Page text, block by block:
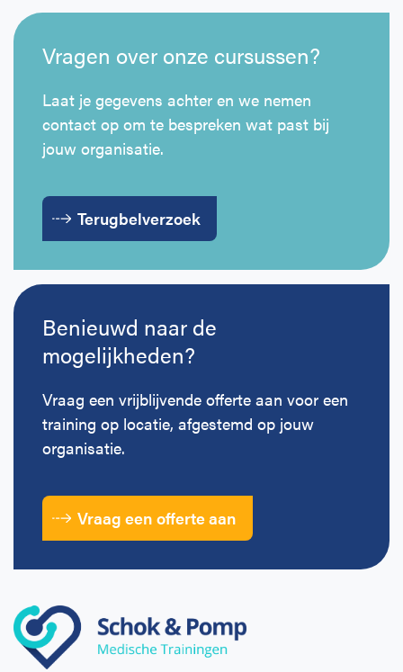
Vragen over onze cursussen?
Laat je gegevens achter en we nemen
contact op om te bespreken wat past bij
jouw organisatie.
Terugbelverzoek
Benieuwd naar de
mogelijkheden?
Vraag een vrijblijvende offerte aan voor een
training op locatie, afgestemd op jouw
organisatie.
Vraag een offerte aan